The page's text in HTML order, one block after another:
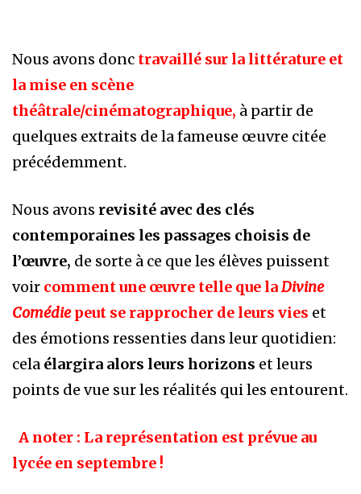
Nous avons donc travaillé sur la littérature et
la mise en scène
théâtrale/cinématographique, à partir de
quelques extraits de la fameuse œuvre citée
précédemment.
Nous avons revisité avec des clés
contemporaines les passages choisis de
l’œuvre, de sorte à ce que les élèves puissent
voir comment une œuvre telle que laDivine
Comédiepeut se rapprocher de leurs vies et
des émotions ressenties dans leur quotidien:
cela élargira alors leurs horizons et leurs
points de vue sur les réalités qui les entourent.
A noter : La représentation est prévue au
lycée en septembre !